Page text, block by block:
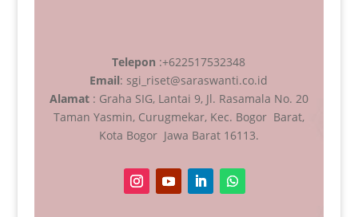
Telepon :+622517532348
Email: sgi_riset@saraswanti.co.id
Alamat: Graha SIG, Lantai 9, Jl. Rasamala No. 20
Taman Yasmin, Curugmekar, Kec. Bogor Barat,
Kota Bogor Jawa Barat 16113.